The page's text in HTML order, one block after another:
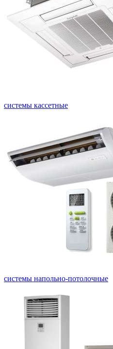
системы кассетные
системы напольно-потолочные